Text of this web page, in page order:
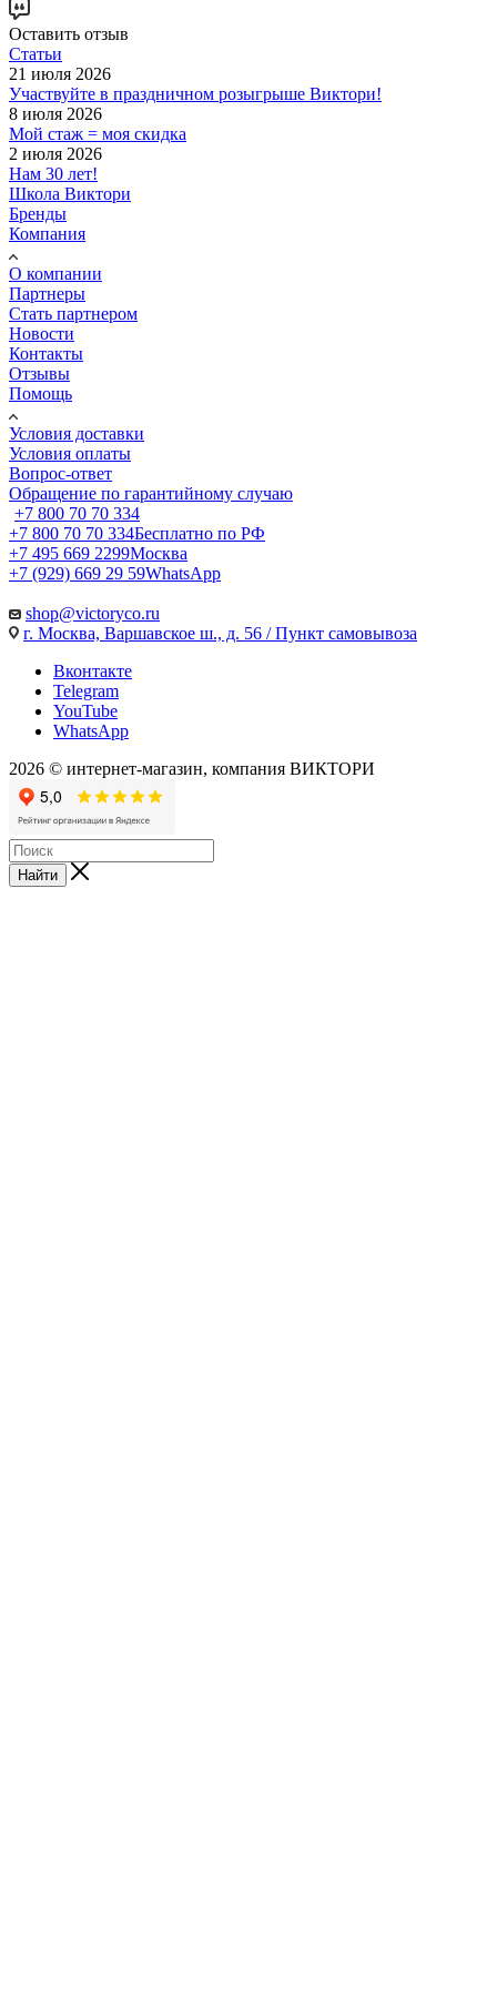
Оставить отзыв
Статьи
21 июля 2026
Участвуйте в праздничном розыгрыше Виктори!
8 июля 2026
Мой стаж = моя скидка
2 июля 2026
Нам 30 лет!
Школа Виктори
Бренды
Компания
О компании
Партнеры
Стать партнером
Новости
Контакты
Отзывы
Помощь
Условия доставки
Условия оплаты
Вопрос-ответ
Обращение по гарантийному случаю
+7 800 70 70 334
+7 800 70 70 334Бесплатно по РФ
+7 495 669 2299Москва
+7 (929) 669 29 59WhatsApp
shop@victoryco.ru
г. Москва, Варшавское ш., д. 56 / Пункт самовывоза
Вконтакте
Telegram
YouTube
WhatsApp
2026 © интернет-магазин, компания ВИКТОРИ
Найти